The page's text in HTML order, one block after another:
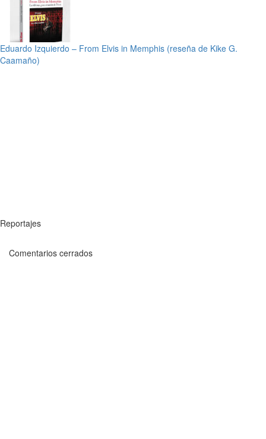
Eduardo Izquierdo – From Elvis in Memphis (reseña de Kike G.
Caamaño)
Reportajes
Comentarios cerrados